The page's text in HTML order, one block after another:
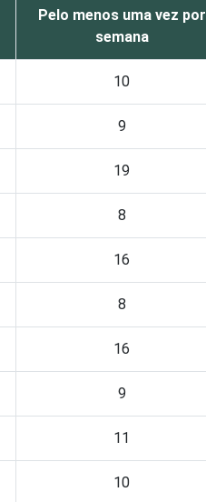
Pelo menos uma vez por
semana
10
9
19
8
16
8
16
9
11
10